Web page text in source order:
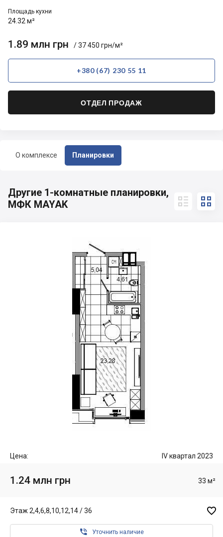
О комплексе Планировки
Площадь кухни
24.32 м²
1.89 млн грн / 37 450 грн/м²
+380 (67) 230 55 11
ОТДЕЛ ПРОДАЖ
Другие 1-комнатные планировки,
МФК MAYAK
 
Цена: IV квартал 2023
1.24 млн грн 33 м²
Этаж 2,4,6,8,10,12,14 / 36 
 Уточнить наличие